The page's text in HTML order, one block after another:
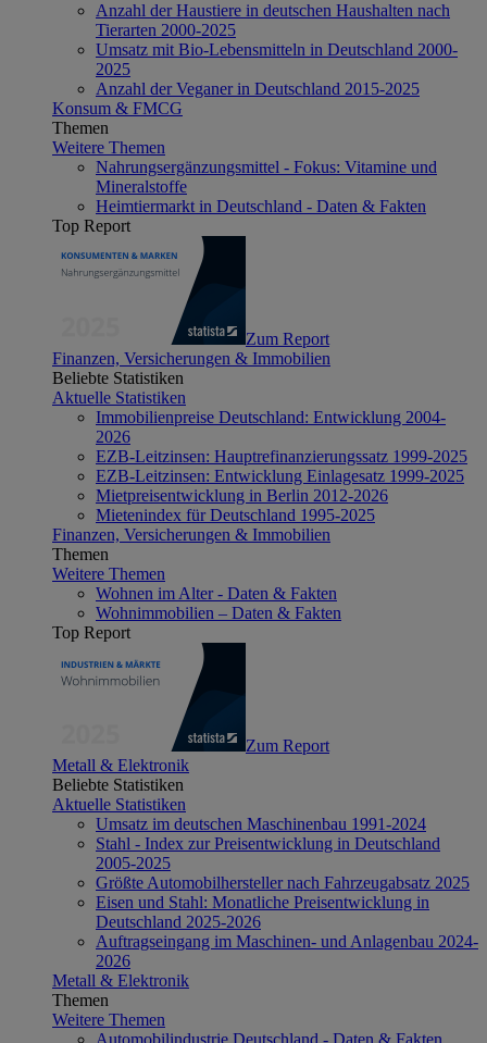
Anzahl der Haustiere in deutschen Haushalten nach
Tierarten 2000-2025
Umsatz mit Bio-Lebensmitteln in Deutschland 2000-
2025
Anzahl der Veganer in Deutschland 2015-2025
Konsum & FMCG
Themen
Weitere Themen
Nahrungsergänzungsmittel - Fokus: Vitamine und
Mineralstoffe
Heimtiermarkt in Deutschland - Daten & Fakten
Top Report
Zum Report
Finanzen, Versicherungen & Immobilien
Beliebte Statistiken
Aktuelle Statistiken
Immobilienpreise Deutschland: Entwicklung 2004-
2026
EZB-Leitzinsen: Hauptrefinanzierungssatz 1999-2025
EZB-Leitzinsen: Entwicklung Einlagesatz 1999-2025
Mietpreisentwicklung in Berlin 2012-2026
Mietenindex für Deutschland 1995-2025
Finanzen, Versicherungen & Immobilien
Themen
Weitere Themen
Wohnen im Alter - Daten & Fakten
Wohnimmobilien – Daten & Fakten
Top Report
Zum Report
Metall & Elektronik
Beliebte Statistiken
Aktuelle Statistiken
Umsatz im deutschen Maschinenbau 1991-2024
Stahl - Index zur Preisentwicklung in Deutschland
2005-2025
Größte Automobilhersteller nach Fahrzeugabsatz 2025
Eisen und Stahl: Monatliche Preisentwicklung in
Deutschland 2025-2026
Auftragseingang im Maschinen- und Anlagenbau 2024-
2026
Metall & Elektronik
Themen
Weitere Themen
Automobilindustrie Deutschland - Daten & Fakten